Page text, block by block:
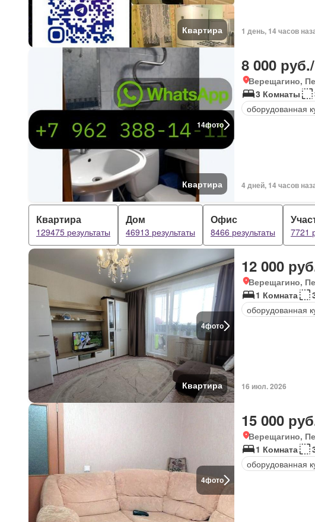
Квартира 1 день, 14 часов
14фото
Квартира
8 000
Верещагино,
3 Комнаты
оборудованная
4 дней, 14 часов
Квартира
129475 результаты
Дом
46913 результаты
Офис
8466 результаты 7721
4фото
Квартира
12 000
Верещагино,
1 Комната
оборудованная
16 июл. 2026
4фото
15 000
Верещагино,
1 Комната
оборудованная